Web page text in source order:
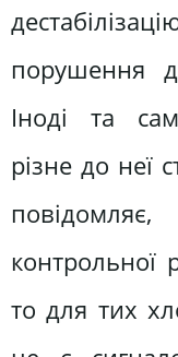
порушення
Іноді та
різне до неї
контрольної
то для тих